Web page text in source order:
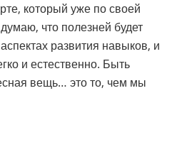
который уже по своей
что полезней будет
развития навыков, и
и естественно. Быть
вещь… это то, чем мы